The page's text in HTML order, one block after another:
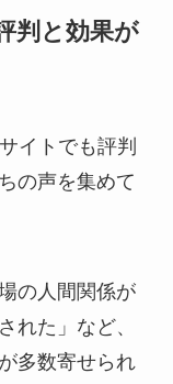
判と効果が
イトでも評判
の声を集めて
の人間関係が
れた」など、
多数寄せられ